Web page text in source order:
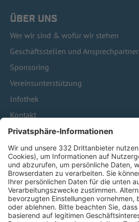
ÜBER UNS
Wer wir sind & wofür wir stehen
Geschäftsstellen und Ansprechpartner
Sponsoring
Vereinsunterstützung
Infothek
Kontakt
HÄUFIG BESUCHTE SEITEN
Pässe und Vereinswechsel
Trainerausbildung
Schulungsangebot Vereinsmitarbeiter
BFV-Geschäftsstellen